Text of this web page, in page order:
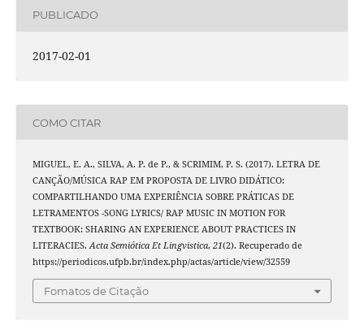
PUBLICADO
2017-02-01
COMO CITAR
MIGUEL, E. A., SILVA, A. P. de P., & SCRIMIM, P. S. (2017). LETRA DE
CANÇÃO/MÚSICA RAP EM PROPOSTA DE LIVRO DIDÁTICO:
COMPARTILHANDO UMA EXPERIÊNCIA SOBRE PRÁTICAS DE
LETRAMENTOS -SONG LYRICS/ RAP MUSIC IN MOTION FOR
TEXTBOOK: SHARING AN EXPERIENCE ABOUT PRACTICES IN
LITERACIES.Acta Semiótica Et Lingvistica, 21(2). Recuperado de
https://periodicos.ufpb.br/index.php/actas/article/view/32559
Fomatos de Citação